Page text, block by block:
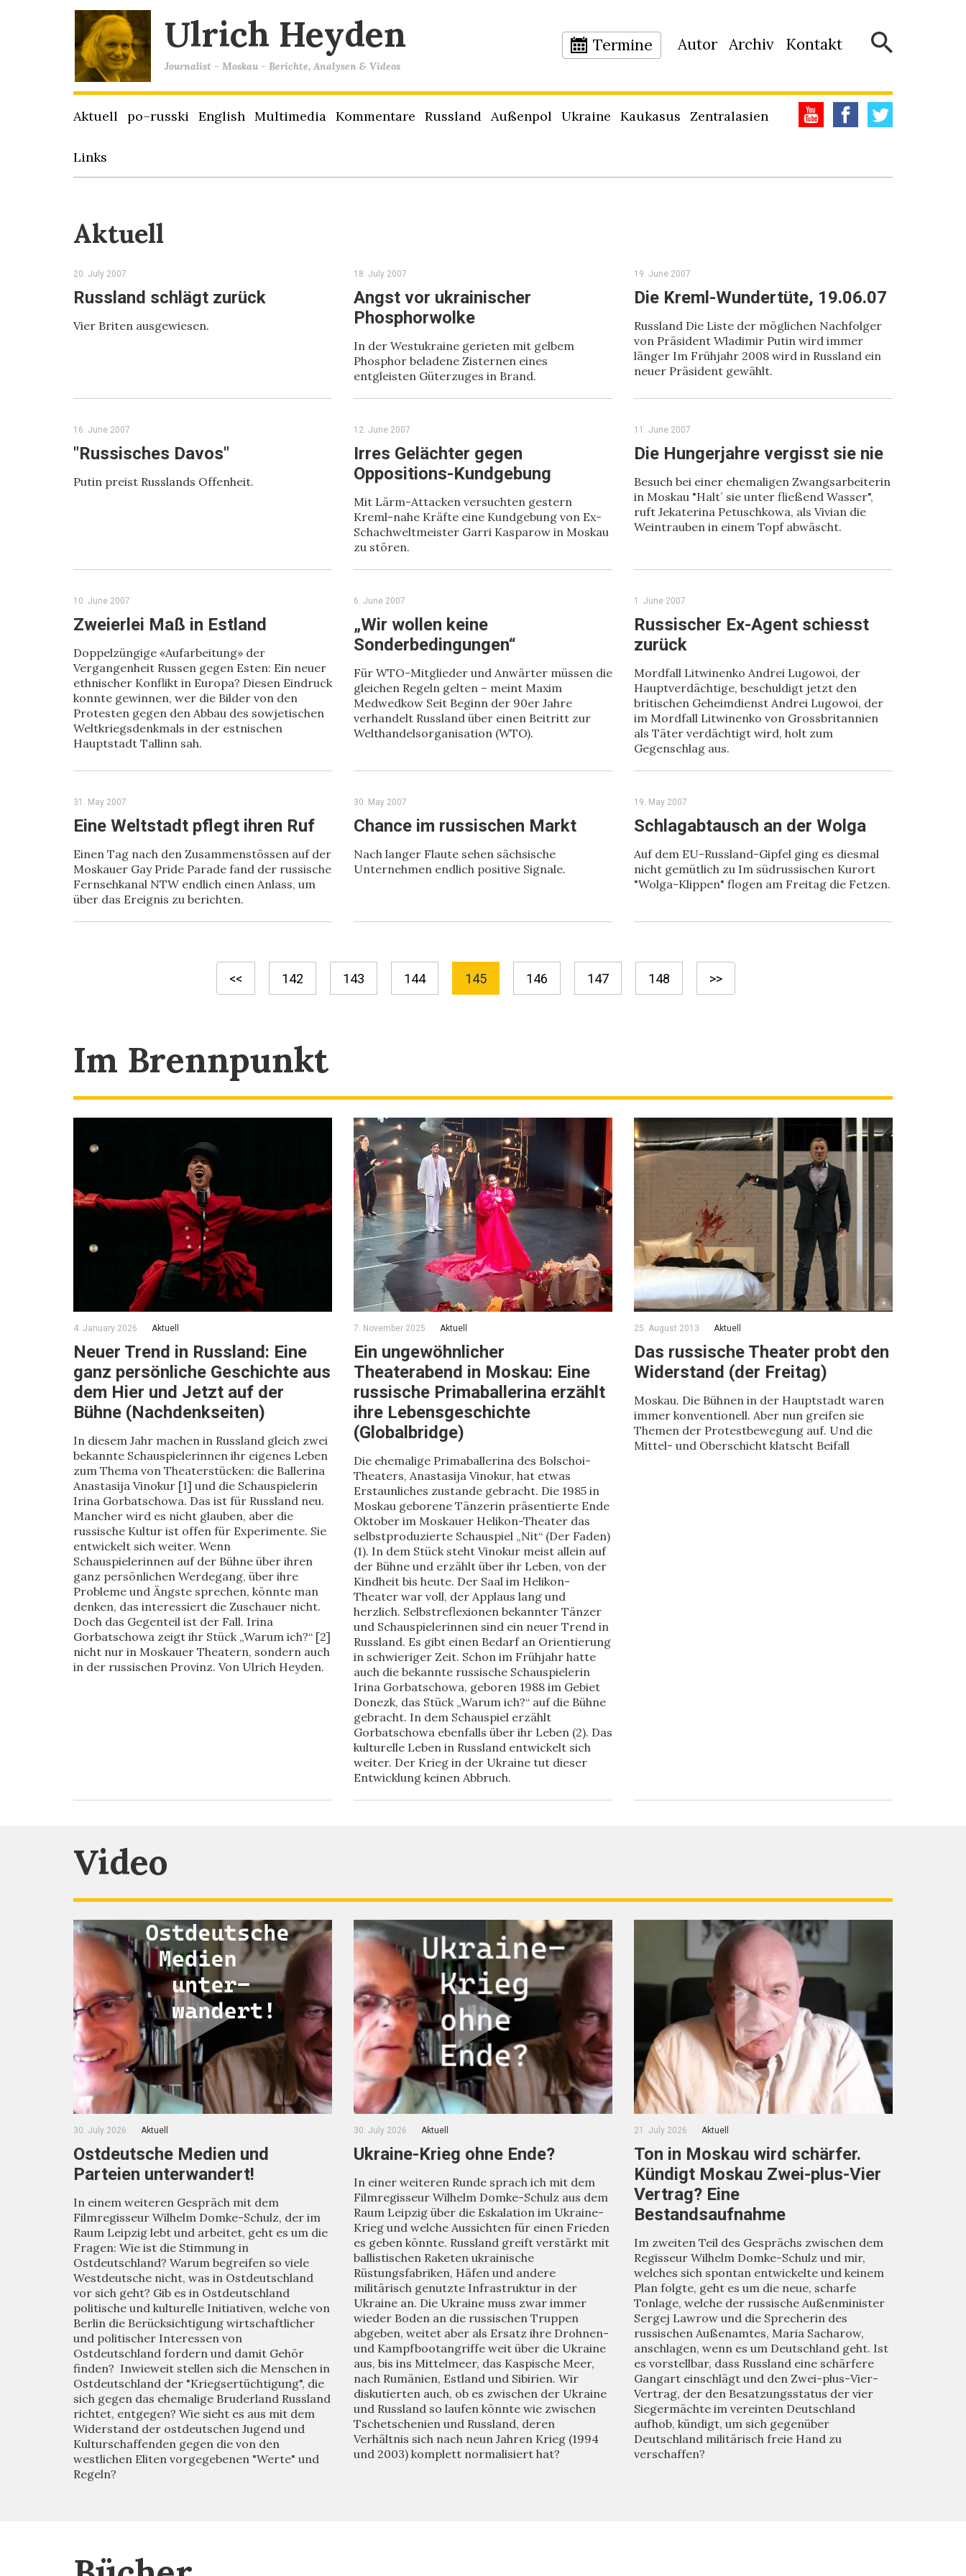
Ulrich Heyden
Journalist - Moskau - Berichte, Analysen & Videos
Termine Autor Archiv Kontakt
Aktuell po–russki English Multimedia Kommentare Russland Außenpol Ukraine Kaukasus Zentralasien
Links
Aktuell
20. July 2007
Russland schlägt zurück
Vier Briten ausgewiesen.
18. July 2007
Angst vor ukrainischer
Phosphorwolke
In der Westukraine gerieten mit gelbem
Phosphor beladene Zisternen eines
entgleisten Güterzuges in Brand.
19. June 2007
Die Kreml-Wundertüte, 19.06.07
Russland Die Liste der möglichen Nachfolger
von Präsident Wladimir Putin wird immer
länger Im Frühjahr 2008 wird in Russland ein
neuer Präsident gewählt.
16. June 2007
"Russisches Davos"
Putin preist Russlands Offenheit.
12. June 2007
Irres Gelächter gegen
Oppositions-Kundgebung
Mit Lärm-Attacken versuchten gestern
Kreml-nahe Kräfte eine Kundgebung von Ex-
Schachweltmeister Garri Kasparow in Moskau
zu stören.
11. June 2007
Die Hungerjahre vergisst sie nie
Besuch bei einer ehemaligen Zwangsarbeiterin
in Moskau "Halt´ sie unter fließend Wasser",
ruft Jekaterina Petuschkowa, als Vivian die
Weintrauben in einem Topf abwäscht.
10. June 2007
Zweierlei Maß in Estland
Doppelzüngige «Aufarbeitung» der
Vergangenheit Russen gegen Esten: Ein neuer
ethnischer Konflikt in Europa? Diesen Eindruck
konnte gewinnen, wer die Bilder von den
Protesten gegen den Abbau des sowjetischen
Weltkriegsdenkmals in der estnischen
Hauptstadt Tallinn sah.
6. June 2007
„Wir wollen keine
Sonderbedingungen“
Für WTO-Mitglieder und Anwärter müssen die
gleichen Regeln gelten – meint Maxim
Medwedkow Seit Beginn der 90er Jahre
verhandelt Russland über einen Beitritt zur
Welthandelsorganisation (WTO).
1. June 2007
Russischer Ex-Agent schiesst
zurück
Mordfall Litwinenko Andrei Lugowoi, der
Hauptverdächtige, beschuldigt jetzt den
britischen Geheimdienst Andrei Lugowoi, der
im Mordfall Litwinenko von Grossbritannien
als Täter verdächtigt wird, holt zum
Gegenschlag aus.
31. May 2007
Eine Weltstadt pflegt ihren Ruf
Einen Tag nach den Zusammenstössen auf der
Moskauer Gay Pride Parade fand der russische
Fernsehkanal NTW endlich einen Anlass, um
über das Ereignis zu berichten.
30. May 2007
Chance im russischen Markt
Nach langer Flaute sehen sächsische
Unternehmen endlich positive Signale.
19. May 2007
Schlagabtausch an der Wolga
Auf dem EU-Russland-Gipfel ging es diesmal
nicht gemütlich zu Im südrussischen Kurort
"Wolga-Klippen" flogen am Freitag die Fetzen.
<< 142 143 144 145 146 147 148 >>
Im Brennpunkt
4. January 2026 Aktuell
Neuer Trend in Russland: Eine
ganz persönliche Geschichte aus
dem Hier und Jetzt auf der
Bühne (Nachdenkseiten)
In diesem Jahr machen in Russland gleich zwei
bekannte Schauspielerinnen ihr eigenes Leben
zum Thema von Theaterstücken: die Ballerina
Anastasija Vinokur [1] und die Schauspielerin
Irina Gorbatschowa. Das ist für Russland neu.
Mancher wird es nicht glauben, aber die
russische Kultur ist offen für Experimente. Sie
entwickelt sich weiter. Wenn
Schauspielerinnen auf der Bühne über ihren
ganz persönlichen Werdegang, über ihre
Probleme und Ängste sprechen, könnte man
denken, das interessiert die Zuschauer nicht.
Doch das Gegenteil ist der Fall. Irina
Gorbatschowa zeigt ihr Stück „Warum ich?“ [2]
nicht nur in Moskauer Theatern, sondern auch
in der russischen Provinz. Von Ulrich Heyden.
7. November 2025 Aktuell
Ein ungewöhnlicher
Theaterabend in Moskau: Eine
russische Primaballerina erzählt
ihre Lebensgeschichte
(Globalbridge)
Die ehemalige Primaballerina des Bolschoi-
Theaters, Anastasija Vinokur, hat etwas
Erstaunliches zustande gebracht. Die 1985 in
Moskau geborene Tänzerin präsentierte Ende
Oktober im Moskauer Helikon-Theater das
selbstproduzierte Schauspiel „Nit“ (Der Faden)
(1). In dem Stück steht Vinokur meist allein auf
der Bühne und erzählt über ihr Leben, von der
Kindheit bis heute. Der Saal im Helikon-
Theater war voll, der Applaus lang und
herzlich. Selbstreflexionen bekannter Tänzer
und Schauspielerinnen sind ein neuer Trend in
Russland. Es gibt einen Bedarf an Orientierung
in schwieriger Zeit. Schon im Frühjahr hatte
auch die bekannte russische Schauspielerin
Irina Gorbatschowa, geboren 1988 im Gebiet
Donezk, das Stück „Warum ich?“ auf die Bühne
gebracht. In dem Schauspiel erzählt
Gorbatschowa ebenfalls über ihr Leben (2). Das
kulturelle Leben in Russland entwickelt sich
weiter. Der Krieg in der Ukraine tut dieser
Entwicklung keinen Abbruch.
25. August 2013 Aktuell
Das russische Theater probt den
Widerstand (der Freitag)
Moskau. Die Bühnen in der Hauptstadt waren
immer konventionell. Aber nun greifen sie
Themen der Protestbewegung auf. Und die
Mittel- und Oberschicht klatscht Beifall
Video
30. July 2026 Aktuell
Ostdeutsche Medien und
Parteien unterwandert!
In einem weiteren Gespräch mit dem
Filmregisseur Wilhelm Domke-Schulz, der im
Raum Leipzig lebt und arbeitet, geht es um die
Fragen: Wie ist die Stimmung in
Ostdeutschland? Warum begreifen so viele
Westdeutsche nicht, was in Ostdeutschland
vor sich geht? Gib es in Ostdeutschland
politische und kulturelle Initiativen, welche von
Berlin die Berücksichtigung wirtschaftlicher
und politischer Interessen von
Ostdeutschland fordern und damit Gehör
finden? Inwieweit stellen sich die Menschen in
Ostdeutschland der "Kriegsertüchtigung", die
sich gegen das ehemalige Bruderland Russland
richtet, entgegen? Wie sieht es aus mit dem
Widerstand der ostdeutschen Jugend und
Kulturschaffenden gegen die von den
westlichen Eliten vorgegebenen "Werte" und
Regeln?
30. July 2026 Aktuell
Ukraine-Krieg ohne Ende?
In einer weiteren Runde sprach ich mit dem
Filmregisseur Wilhelm Domke-Schulz aus dem
Raum Leipzig über die Eskalation im Ukraine-
Krieg und welche Aussichten für einen Frieden
es geben könnte. Russland greift verstärkt mit
ballistischen Raketen ukrainische
Rüstungsfabriken, Häfen und andere
militärisch genutzte Infrastruktur in der
Ukraine an. Die Ukraine muss zwar immer
wieder Boden an die russischen Truppen
abgeben, weitet aber als Ersatz ihre Drohnen-
und Kampfbootangriffe weit über die Ukraine
aus, bis ins Mittelmeer, das Kaspische Meer,
nach Rumänien, Estland und Sibirien. Wir
diskutierten auch, ob es zwischen der Ukraine
und Russland so laufen könnte wie zwischen
Tschetschenien und Russland, deren
Verhältnis sich nach neun Jahren Krieg (1994
und 2003) komplett normalisiert hat?
21. July 2026 Aktuell
Ton in Moskau wird schärfer.
Kündigt Moskau Zwei-plus-Vier
Vertrag? Eine
Bestandsaufnahme
Im zweiten Teil des Gesprächs zwischen dem
Regisseur Wilhelm Domke-Schulz und mir,
welches sich spontan entwickelte und keinem
Plan folgte, geht es um die neue, scharfe
Tonlage, welche der russische Außenminister
Sergej Lawrow und die Sprecherin des
russischen Außenamtes, Maria Sacharow,
anschlagen, wenn es um Deutschland geht. Ist
es vorstellbar, dass Russland eine schärfere
Gangart einschlägt und den Zwei-plus-Vier-
Vertrag, der den Besatzungsstatus der vier
Siegermächte im vereinten Deutschland
aufhob, kündigt, um sich gegenüber
Deutschland militärisch freie Hand zu
verschaffen?